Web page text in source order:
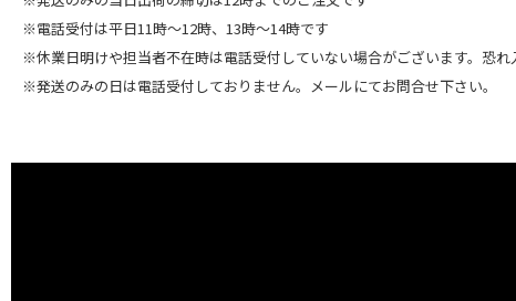
※電話受付は平日11時～12時、13時～14時です
※休業日明けや担当者不在時は電話受付していない場合がございます。恐れ
※発送のみの日は電話受付しておりません。メールにてお問合せ下さい。